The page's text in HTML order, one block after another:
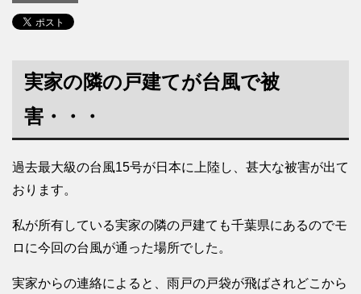
実家の隣の戸建てが台風で被
害・・・
過去最大級の台風15号が日本に上陸し、甚大な被害が出て
おります。
私が所有している実家の隣の戸建ても千葉県にあるのでモ
ロに今回の台風が通った場所でした。
実家からの連絡によると、雨戸の戸袋が飛ばされどこから